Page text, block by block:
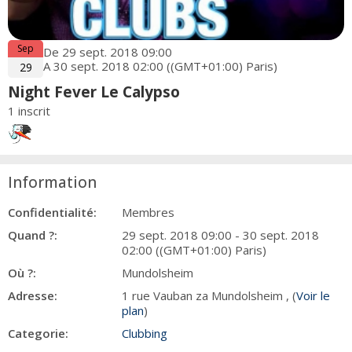
Sep
29
De 29 sept. 2018 09:00
A 30 sept. 2018 02:00 ((GMT+01:00) Paris)
Night Fever Le Calypso
1 inscrit
Information
Confidentialité:
Membres
Quand ?:
29 sept. 2018 09:00 - 30 sept. 2018
02:00 ((GMT+01:00) Paris)
Où ?:
Mundolsheim
Adresse:
1 rue Vauban za Mundolsheim , (Voir le
plan)
Categorie:
Clubbing